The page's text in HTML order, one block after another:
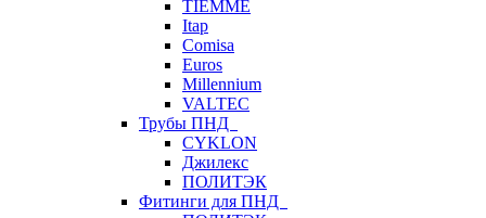
TIEMME
Itap
Comisa
Euros
Millennium
VALTEC
Трубы ПНД
CYKLON
Джилекс
ПОЛИТЭК
Фитинги для ПНД